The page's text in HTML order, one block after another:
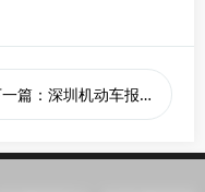
下一篇：深圳机动车报废回收中心,深圳机动车报废回收中心联系电话